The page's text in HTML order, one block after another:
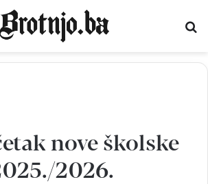
nove školske
2026.